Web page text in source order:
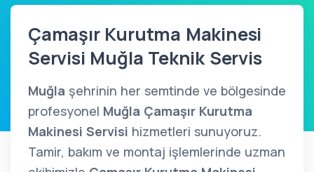
Çamaşır Kurutma Makinesi
Servisi Muğla Teknik Servis
Muğla şehrinin her semtinde ve bölgesinde
profesyonel Muğla Çamaşır Kurutma
Makinesi Servisi hizmetleri sunuyoruz.
Tamir, bakım ve montaj işlemlerinde uzman